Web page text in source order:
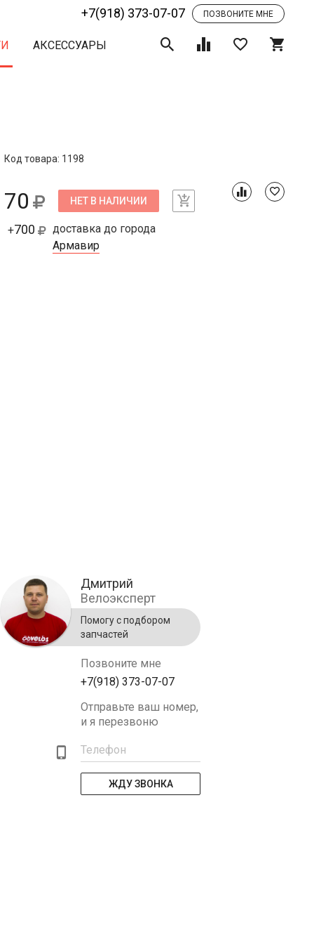
+7(918) 373-07-07 ПОЗВОНИТЕ МНЕ
АКСЕССУАРЫ
Код товара: 1198
70 НЕТ В НАЛИЧИИ
+700
доставка до города
Армавир
Дмитрий
Велоэксперт
Помогу с подбором
запчастей
Позвоните мне
+7(918) 373-07-07
Отправьте ваш номер,
и я перезвоню
Телефон
ЖДУ ЗВОНКА